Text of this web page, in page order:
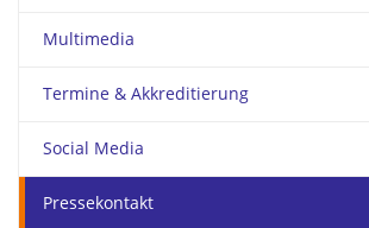
Multimedia
Termine & Akkreditierung
Social Media
Pressekontakt